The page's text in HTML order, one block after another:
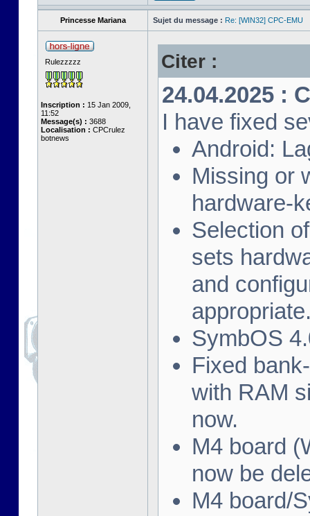
Princesse Mariana Sujet du message : Re: [WIN32] CPC-EMU
Rulezzzzz
Inscription : 15 Jan 2009,
11:52
Message(s) : 3688
Localisation : CPCrulez
botnews
Citer :
24.04.2025 :
I have fixed
Android:
Missing or
hardware-
Selection
sets
and
SymbOS
Fixed
with RAM
now.
M4 board
now be
M4 board/